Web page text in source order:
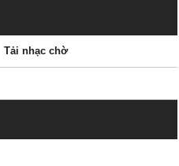
Tải nhạc chờ